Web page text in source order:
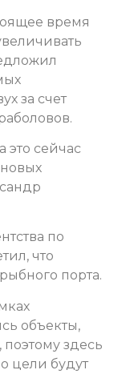
время
за счет
это сейчас
по
что
порта.
объекты,
здесь
цели будут